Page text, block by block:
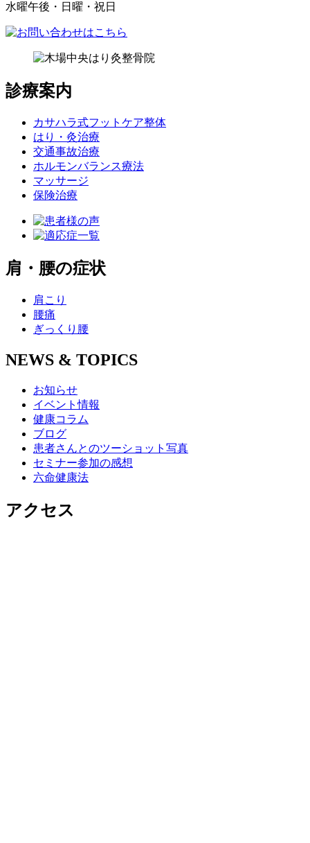
水曜午後・日曜・祝日
診療案内
カサハラ式フットケア整体
はり・灸治療
交通事故治療
ホルモンバランス療法
マッサージ
保険治療
肩・腰の症状
肩こり
腰痛
ぎっくり腰
NEWS & TOPICS
お知らせ
イベント情報
健康コラム
ブログ
患者さんとのツーショット写真
セミナー参加の感想
六命健康法
アクセス